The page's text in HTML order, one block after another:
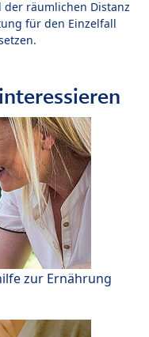
räumlichen Distanz
für den Einzelfall
zur Ernährung